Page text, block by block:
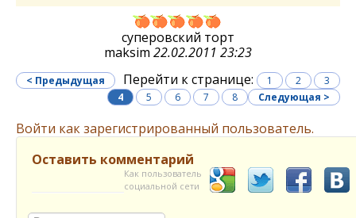
суперовский торт
maksim 22.02.2011 23:23
Перейти к странице:
< Предыдущая 1 2
3
4
5 6 7 8 Следующая >
Войти как зарегистрированный пользователь.
Оставить комментарий
Как пользователь
социальной сети